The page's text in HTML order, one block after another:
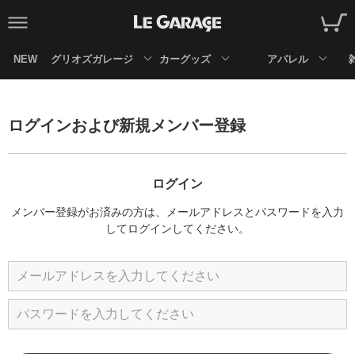
NEW グリオズガレージ カーグッズ アパレル
ログインおよび新規メンバー登録
ログイン
メンバー登録がお済みの方は、メールアドレスとパスワードを入力
してログインしてください。